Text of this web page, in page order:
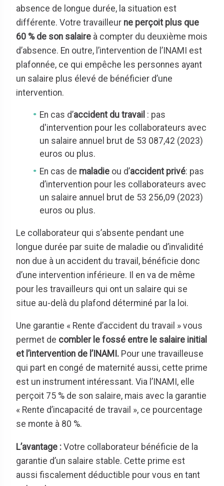
absence de longue durée, la situation est
différente. Votre travailleur ne perçoit plus que
60 % de son salaire à compter du deuxième mois
d’absence. En outre, l’intervention de l’INAMI est
plafonnée, ce qui empêche les personnes ayant
un salaire plus élevé de bénéficier d’une
intervention.
En cas d’accident du travail : pas
d'intervention pour les collaborateurs avec
un salaire annuel brut de 53 087,42 (2023)
euros ou plus.
En cas de maladie ou d’accident privé: pas
d’intervention pour les collaborateurs avec
un salaire annuel brut de 53 256,09 (2023)
euros ou plus.
Le collaborateur qui s’absente pendant une
longue durée par suite de maladie ou d’invalidité
non due à un accident du travail, bénéficie donc
d’une intervention inférieure. Il en va de même
pour les travailleurs qui ont un salaire qui se
situe au-delà du plafond déterminé par la loi.
Une garantie « Rente d’accident du travail » vous
permet de combler le fossé entre le salaire initial
et l’intervention de l’INAMI. Pour une travailleuse
qui part en congé de maternité aussi, cette prime
est un instrument intéressant. Via l’INAMI, elle
perçoit 75 % de son salaire, mais avec la garantie
« Rente d’incapacité de travail », ce pourcentage
se monte à 80 %.
L’avantage : Votre collaborateur bénéficie de la
garantie d’un salaire stable. Cette prime est
aussi fiscalement déductible pour vous en tant